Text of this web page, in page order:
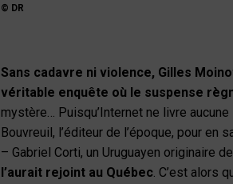
© DR
Sans cadavre ni violence, Gilles
véritable enquête où le suspense
mystère… Puisqu’Internet ne livre
Bouvreuil, l’éditeur de l’époque, pour
– Gabriel Corti, un Uruguayen originaire
l’aurait rejoint au Québec. C’est alors